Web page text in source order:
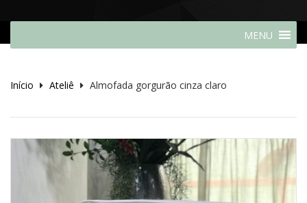
Lembrar-me
MENU
Início Ateliê Almofada gorgurão cinza claro